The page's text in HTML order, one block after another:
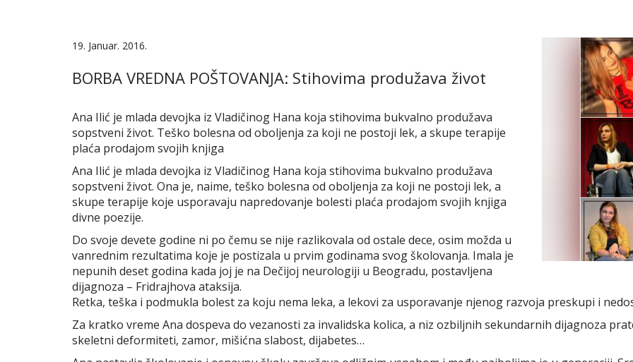
19. Januar. 2016.
BORBA VREDNA POŠTOVANJA: Stihovima produžava život
Ana Ilić je mlada devojka iz Vladičinog Hana koja stihovima bukvalno produžava
sopstveni život. Teško bolesna od oboljenja za koji ne postoji lek, a skupe terapije
plaća prodajom svojih knjiga
Ana Ilić je mlada devojka iz Vladičinog Hana koja stihovima bukvalno produžava
sopstveni život. Ona je, naime, teško bolesna od oboljenja za koji ne postoji lek, a
skupe terapije koje usporavaju napredovanje bolesti plaća prodajom svojih knjiga
divne poezije.
Do svoje devete godine ni po čemu se nije razlikovala od ostale dece, osim možda u
vanrednim rezultatima koje je postizala u prvim godinama svog školovanja. Imala je
nepunih deset godina kada joj je na Dečijoj neurologiji u Beogradu, postavljena
dijagnoza – Fridrajhova ataksija.
Retka, teška i podmukla bolest za koju nema leka, a lekovi za usporavanje njenog razvoja preskupi i
Za kratko vreme Ana dospeva do vezanosti za invalidska kolica, a niz ozbiljnih sekundarnih dijagnoza
skeletni deformiteti, zamor, mišićna slabost, dijabetes…